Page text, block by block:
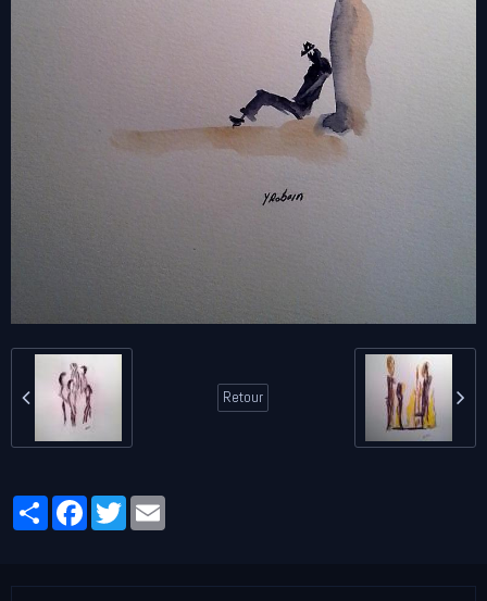
Retour
PartagerFacebookTwitter